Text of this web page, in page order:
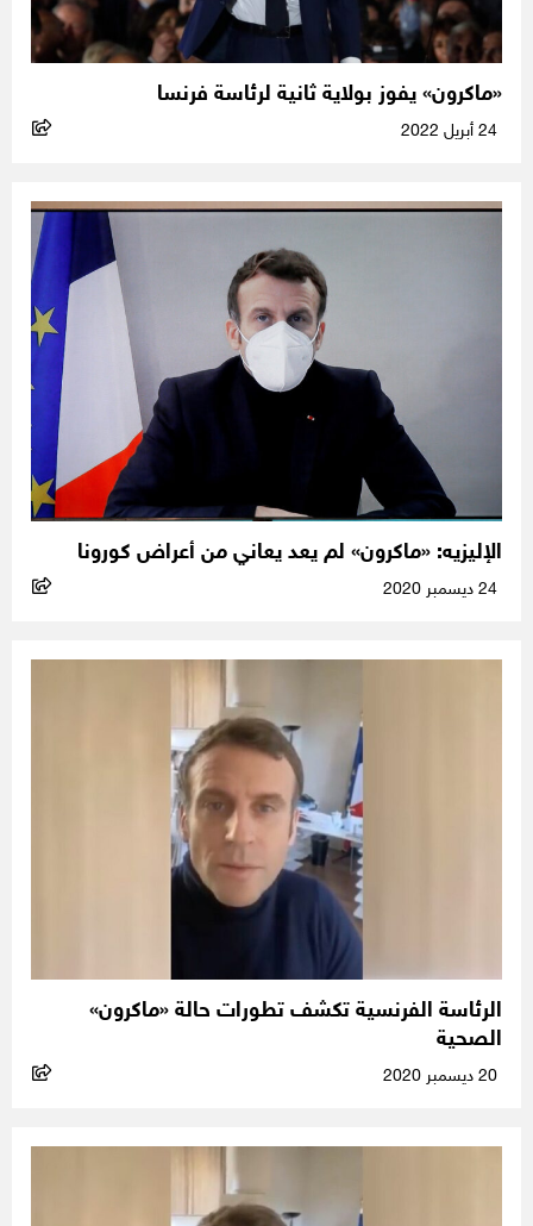
«ماكرون» يفوز بولاية ثانية لرئاسة فرنسا
الإليزيه: «ماكرون» لم يعد يعاني من أعراض كورونا
الرئاسة الفرنسية تكشف تطورات حالة «ماكرون»
الصحية